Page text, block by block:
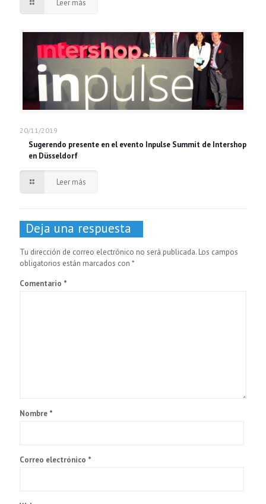
Leer más
20/11/2019
Sugerendo presente en el evento Inpulse Summit de Intershop
en Düsseldorf
Leer más
Deja una respuesta
Tu dirección de correo electrónico no será publicada. Los campos
obligatorios están marcados con *
Comentario *
Nombre *
Correo electrónico *